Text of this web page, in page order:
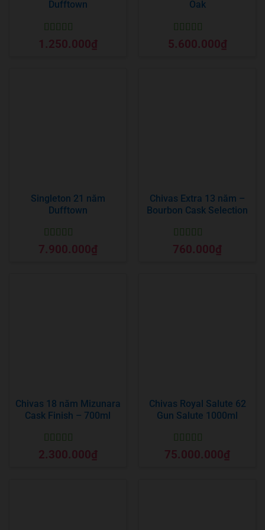
Dufftown
Được xếp
hạng55 sao
1.250.000₫
Oak
Được xếp
hạng55 sao
5.600.000₫
Singleton 21 năm
Dufftown
Được xếp
hạng55 sao
7.900.000₫
Chivas Extra 13 năm –
Bourbon Cask Selection
Được xếp
hạng55 sao
760.000₫
Chivas 18 năm Mizunara
Cask Finish – 700ml
Được xếp
hạng55 sao
2.300.000₫
Chivas Royal Salute 62
Gun Salute 1000ml
Được xếp
hạng 5 5 sao
75.000.000₫